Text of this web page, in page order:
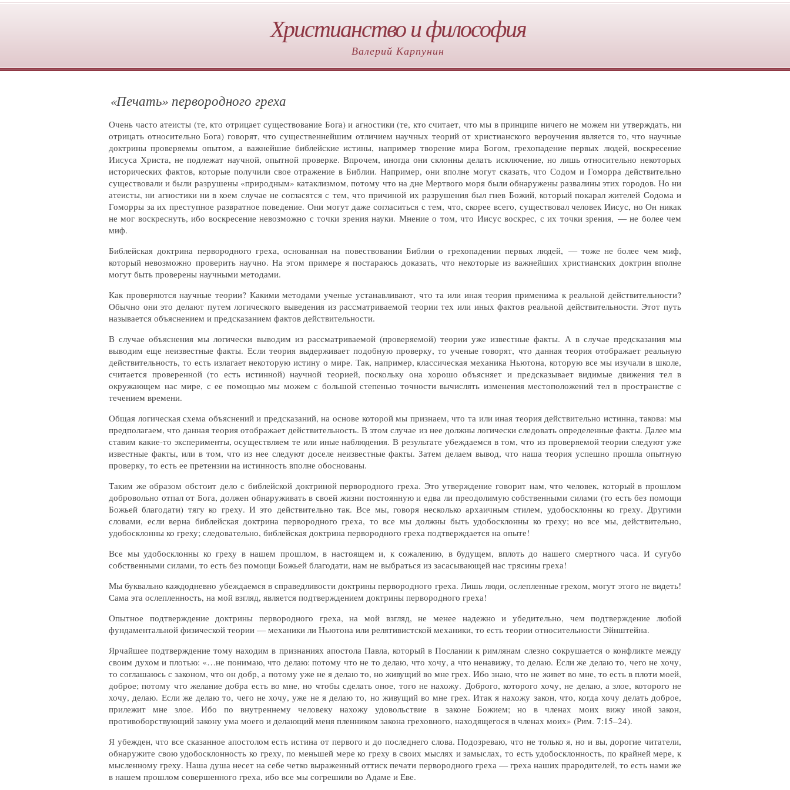
Христианство и философия
Валерий Карпунин
«Печать» первородного греха
Очень часто атеисты (те, кто отрицает существование Бога) и агностики (те, кто считает, что мы в принципе ничего не можем ни утверждать, ни
отрицать относительно Бога) говорят, что существеннейшим отличием научных теорий от христианского вероучения является то, что научные
доктрины проверяемы опытом, а важнейшие библейские истины, например творение мира Богом, грехопадение первых людей, воскресение
Иисуса Христа, не подлежат научной, опытной проверке. Впрочем, иногда они склонны делать исключение, но лишь относительно некоторых
исторических фактов, которые получили свое отражение в Библии. Например, они вполне могут сказать, что Содом и Гоморра действительно
существовали и были разрушены «природным» катаклизмом, потому что на дне Мертвого моря были обнаружены развалины этих городов. Но ни
атеисты, ни агностики ни в коем случае не согласятся с тем, что причиной их разрушения был гнев Божий, который покарал жителей Содома и
Гоморры за их преступное развратное поведение. Они могут даже согласиться с тем, что, скорее всего, существовал человек Иисус, но Он никак
не мог воскреснуть, ибо воскресение невозможно с точки зрения науки. Мнение о том, что Иисус воскрес, с их точки зрения, — не более чем
миф.
Библейская доктрина первородного греха, основанная на повествовании Библии о грехопадении первых людей, — тоже не более чем миф,
который невозможно проверить научно. На этом примере я постараюсь доказать, что некоторые из важнейших христианских доктрин вполне
могут быть проверены научными методами.
Как проверяются научные теории? Какими методами ученые устанавливают, что та или иная теория применима к реальной действительности?
Обычно они это делают путем логического выведения из рассматриваемой теории тех или иных фактов реальной действительности. Этот путь
называется объяснением и предсказанием фактов действительности.
В случае объяснения мы логически выводим из рассматриваемой (проверяемой) теории уже известные факты. А в случае предсказания мы
выводим еще неизвестные факты. Если теория выдерживает подобную проверку, то ученые говорят, что данная теория отображает реальную
действительность, то есть излагает некоторую истину о мире. Так, например, классическая механика Ньютона, которую все мы изучали в школе,
считается проверенной (то есть истинной) научной теорией, поскольку она хорошо объясняет и предсказывает видимые движения тел в
окружающем нас мире, с ее помощью мы можем с большой степенью точности вычислять изменения местоположений тел в пространстве с
течением времени.
Общая логическая схема объяснений и предсказаний, на основе которой мы признаем, что та или иная теория действительно истинна, такова: мы
предполагаем, что данная теория отображает действительность. В этом случае из нее должны логически следовать определенные факты. Далее мы
ставим какие-то эксперименты, осуществляем те или иные наблюдения. В результате убеждаемся в том, что из проверяемой теории следуют уже
известные факты, или в том, что из нее следуют доселе неизвестные факты. Затем делаем вывод, что наша теория успешно прошла опытную
проверку, то есть ее претензии на истинность вполне обоснованы.
Таким же образом обстоит дело с библейской доктриной первородного греха. Это утверждение говорит нам, что человек, который в прошлом
добровольно отпал от Бога, должен обнаруживать в своей жизни постоянную и едва ли преодолимую собственными силами (то есть без помощи
Божьей благодати) тягу ко греху. И это действительно так. Все мы, говоря несколько архаичным стилем, удобосклонны ко греху. Другими
словами, если верна библейская доктрина первородного греха, то все мы должны быть удобосклонны ко греху; но все мы, действительно,
удобосклонны ко греху; следовательно, библейская доктрина первородного греха подтверждается на опыте!
Все мы удобосклонны ко греху в нашем прошлом, в настоящем и, к сожалению, в будущем, вплоть до нашего смертного часа. И сугубо
собственными силами, то есть без помощи Божьей благодати, нам не выбраться из засасывающей нас трясины греха!
Мы буквально каждодневно убеждаемся в справедливости доктрины первородного греха. Лишь люди, ослепленные грехом, могут этого не видеть!
Сама эта ослепленность, на мой взгляд, является подтверждением доктрины первородного греха!
Опытное подтверждение доктрины первородного греха, на мой взгляд, не менее надежно и убедительно, чем подтверждение любой
фундаментальной физической теории — механики ли Ньютона или релятивистской механики, то есть теории относительности Эйнштейна.
Ярчайшее подтверждение тому находим в признаниях апостола Павла, который в Послании к римлянам слезно сокрушается о конфликте между
своим духом и плотью: «…не понимаю, что делаю: потому что не то делаю, что хочу, а что ненавижу, то делаю. Если же делаю то, чего не хочу,
то соглашаюсь с законом, что он добр, а потому уже не я делаю то, но живущий во мне грех. Ибо знаю, что не живет во мне, то есть в плоти моей,
доброе; потому что желание добра есть во мне, но чтобы сделать оное, того не нахожу. Доброго, которого хочу, не делаю, а злое, которого не
хочу, делаю. Если же делаю то, чего не хочу, уже не я делаю то, но живущий во мне грех. Итак я нахожу закон, что, когда хочу делать доброе,
прилежит мне злое. Ибо по внутреннему человеку нахожу удовольствие в законе Божием; но в членах моих вижу иной закон,
противоборствующий закону ума моего и делающий меня пленником закона греховного, находящегося в членах моих» (Рим. 7:15–24).
Я убежден, что все сказанное апостолом есть истина от первого и до последнего слова. Подозреваю, что не только я, но и вы, дорогие читатели,
обнаружите свою удобосклонность ко греху, по меньшей мере ко греху в своих мыслях и замыслах, то есть удобосклонность, по крайней мере, к
мысленному греху. Наша душа несет на себе четко выраженный оттиск печати первородного греха — греха наших прародителей, то есть нами же
в нашем прошлом совершенного греха, ибо все мы согрешили во Адаме и Еве.